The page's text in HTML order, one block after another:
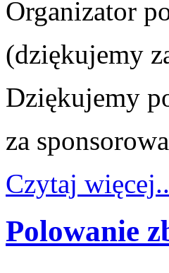
Organizator
(dziękujemy
Dziękujemy
za
Czytaj
Polowanie